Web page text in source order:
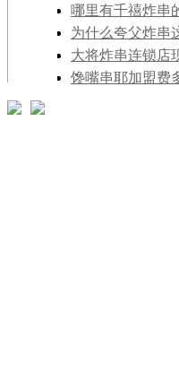
加盟店需要多少钱
哪里有千禧炸串
决定加不加盟
为什么夸父炸串
合加盟开店吗？
大将炸串连锁店
地还有开店的名额
馋嘴串耶加盟费